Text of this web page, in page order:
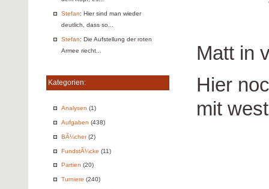
Stefan: Hier sind man wieder
deutlich, dass so...
Stefan: Die Aufstellung der roten
Armee riecht...
Kategorien:
Analysen (1)
Aufgaben (438)
BÃ¼cher(2)
FundstÃ¼cke (11)
Partien (20)
Turniere (240)
Matt in
Hier
mit